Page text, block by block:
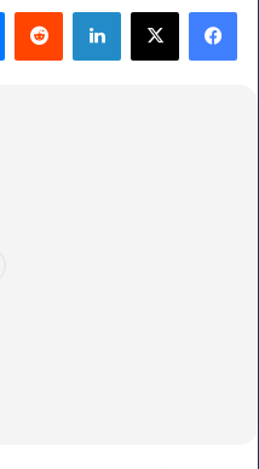
فيسبوك ‫X لينكدإن